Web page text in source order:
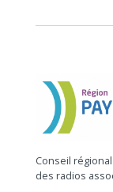
Conseil
des radios